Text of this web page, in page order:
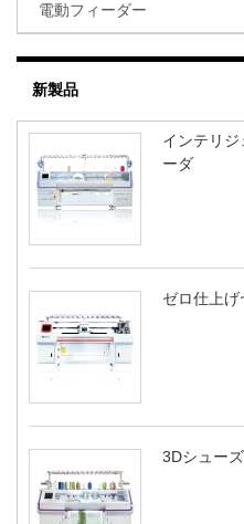
電動フィーダー
新製品
インテリジ
ーダ
ゼロ仕上
3Dシュー